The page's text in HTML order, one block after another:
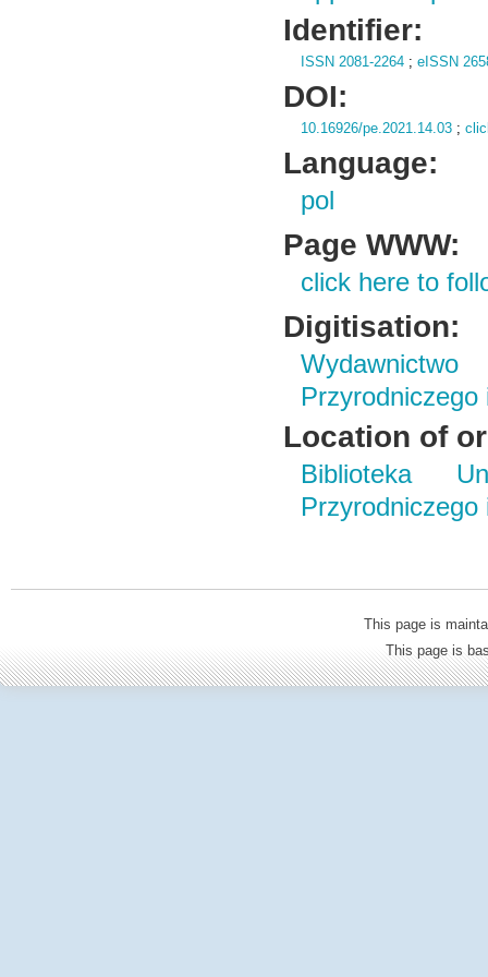
Identifier:
ISSN 2081-2264 ;eISSN
DOI:
10.16926/pe.2021.14.03 ;
Language:
pol
Page WWW:
click here to
Digitisation:
Przyrodniczego
Location of
Biblioteka
Przyrodniczego
This page is
This page is